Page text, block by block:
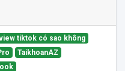
tiktok có sao không
TaikhoanAZ